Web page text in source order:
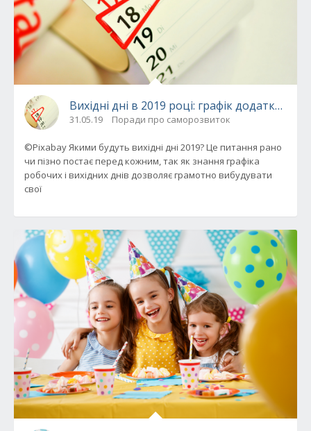
Вихідні дні в 2019 році: графік додаткових
31.05.19 Поради про саморозвиток
©Pixabay Якими будуть вихідні дні 2019? Це питання рано
чи пізно постає перед кожним, так як знання графіка
робочих і вихідних днів дозволяє грамотно вибудувати
свої